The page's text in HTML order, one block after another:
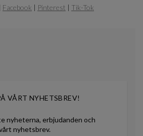
Facebook | Pinterest | Tik-Tok
VÅRT NYHETSBREV!
nyheterna, erbjudanden och
nyhetsbrev.